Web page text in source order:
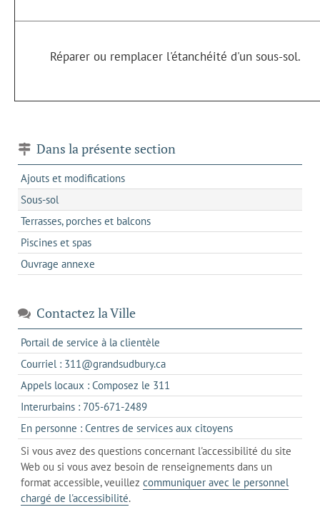
Réparer ou remplacer l'étanchéité d'un sous-sol.
Dans la présente section
Ajouts et modifications
Sous-sol
Terrasses, porches et balcons
Piscines et spas
Ouvrage annexe
Contactez la Ville
Portail de service à la clientèle
dans
un
nouvel
Courriel : 311@grandsudbury.cas'ouvre
dans
votre
de
messagerie
Appels locaux : Composez le 311
dans
un
client
de
votre
téléphone
Interurbains : 705-671-2489s'ouvre
dans
un
client
de
votre
En personne : Centres de services aux citoyenss'ouvre
dans
l'onglet
actuel
Si vous avez des questions concernant l'accessibilité du site
Web ou si vous avez besoin de renseignements dans un
format accessible, veuillez communiquer avec le personnel
chargé de l'accessibilité.